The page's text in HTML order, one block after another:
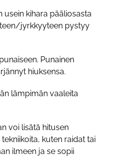
usein kihara pääliosasta
jyrkkyyteen pystyy
Punainen
hiuksensa.
lämpimän vaaleita
voi lisätä hitusen
kuten raidat tai
ilmeen ja se sopii